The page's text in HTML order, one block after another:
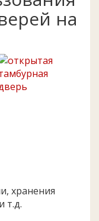
на
хранения
т.д.